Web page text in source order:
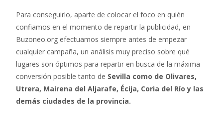
Para conseguirlo, aparte de colocar el foco en quién
confiamos en el momento de repartir la publicidad, en
Buzoneo.org efectuamos siempre antes de empezar
cualquier campaña, un análisis muy preciso sobre qué
lugares son óptimos para repartir en busca de la máxima
conversión posible tanto de Sevilla como de Olivares,
Utrera, Mairena del Aljarafe, Écija, Coria del Río y las
demás ciudades de la provincia.